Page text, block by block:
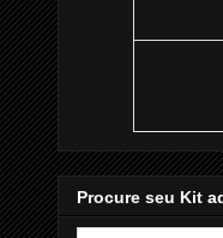
Procure seu Kit